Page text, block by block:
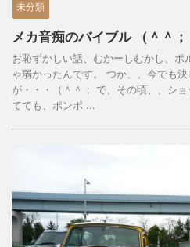
未分類
メカ音痴のバイブル （＾＾；
お恥ずかしい話、むかーしむかし、ポ
ゃ弱かったんです。 つか、、今でも
が・・・（＾＾； で、その頃、、シ
てても、ポンポ ...